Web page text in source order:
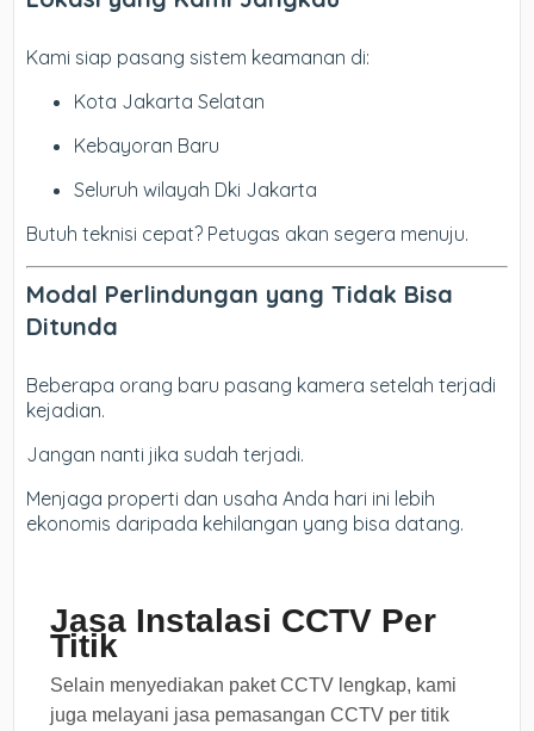
Kami siap pasang sistem keamanan di:
Kota Jakarta Selatan
Kebayoran Baru
Seluruh wilayah Dki Jakarta
Butuh teknisi cepat? Petugas akan segera menuju.
Modal Perlindungan yang Tidak Bisa
Ditunda
Beberapa orang baru pasang kamera setelah terjadi
kejadian.
Jangan nanti jika sudah terjadi.
Menjaga properti dan usaha Anda hari ini lebih
ekonomis daripada kehilangan yang bisa datang.
Jasa Instalasi CCTV Per
Titik
Selain menyediakan paket CCTV lengkap, kami
juga melayani jasa pemasangan CCTV per titik